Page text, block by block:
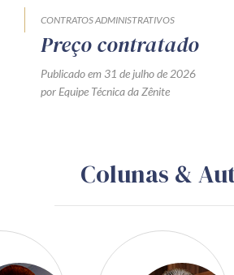
CONTRATOS ADMINISTRATIVOS
Preço contratado
Publicado em 31 de julho de 2026
por Equipe Técnica da Zênite
Colunas &